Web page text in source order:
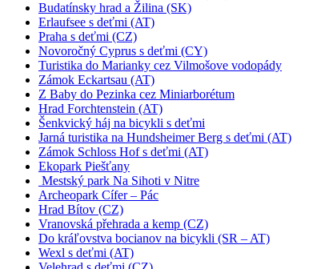
Budatínsky hrad a Žilina (SK)
Erlaufsee s deťmi (AT)
Praha s deťmi (CZ)
Novoročný Cyprus s deťmi (CY)
Turistika do Marianky cez Vilmošove vodopády
Zámok Eckartsau (AT)
Z Baby do Pezinka cez Miniarborétum
Hrad Forchtenstein (AT)
Šenkvický háj na bicykli s deťmi
Jarná turistika na Hundsheimer Berg s deťmi (AT)
Zámok Schloss Hof s deťmi (AT)
Ekopark Piešťany
Mestský park Na Sihoti v Nitre
Archeopark Cífer – Pác
Hrad Bítov (CZ)
Vranovská přehrada a kemp (CZ)
Do kráľovstva bocianov na bicykli (SR – AT)
Wexl s deťmi (AT)